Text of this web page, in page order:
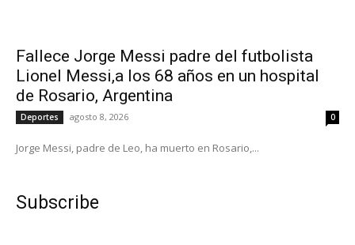
Fallece Jorge Messi padre del futbolista
Lionel Messi,a los 68 años en un hospital
de Rosario, Argentina
Deportes agosto 8, 2026 0
Jorge Messi, padre de Leo, ha muerto en Rosario,...
Subscribe